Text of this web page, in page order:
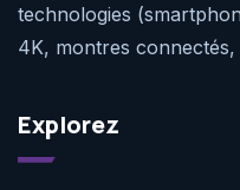
technologies
4K, montres connectés,
Explorez